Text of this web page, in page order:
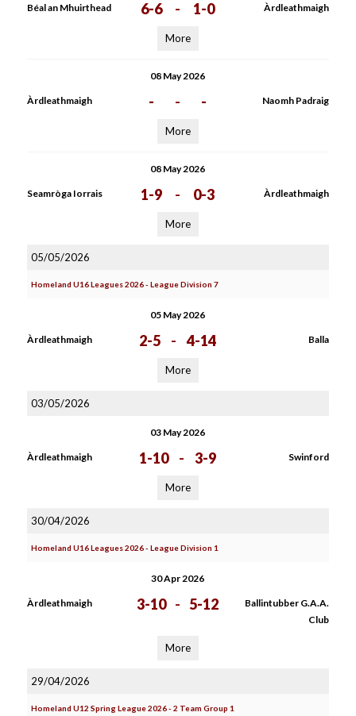
Béal an Mhuirthead 6-6 - 1-0 Àrdleathmaigh
More
08 May 2026
Àrdleathmaigh - - - Naomh Padraig
More
08 May 2026
Seamròga Iorrais 1-9 - 0-3 Àrdleathmaigh
More
05/05/2026
Homeland U16 Leagues 2026 - League Division 7
05 May 2026
Àrdleathmaigh 2-5 - 4-14 Balla
More
03/05/2026
03 May 2026
Àrdleathmaigh 1-10 - 3-9 Swinford
More
30/04/2026
Homeland U16 Leagues 2026 - League Division 1
30 Apr 2026
Àrdleathmaigh 3-10 - 5-12
Ballintubber G.A.A.
Club
More
29/04/2026
Homeland U12 Spring League 2026 - 2 Team Group 1